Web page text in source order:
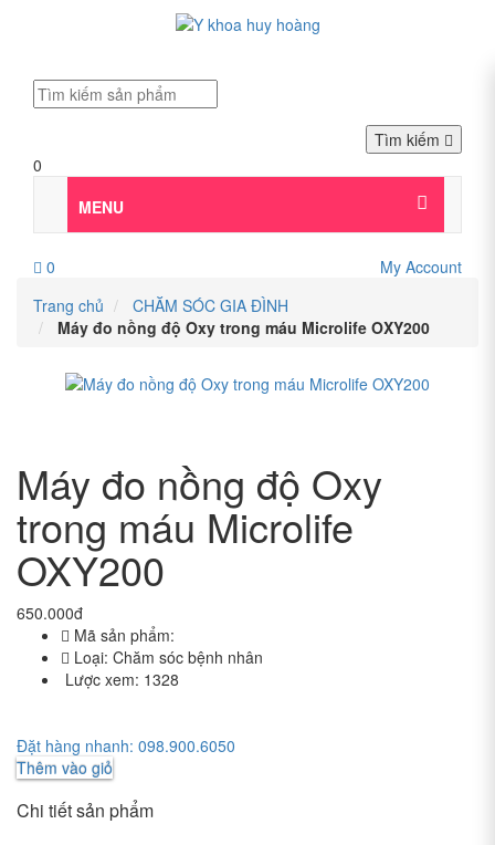
Tìm kiếm
0
MENU
My Account
0
Trang chủ
CHĂM SÓC GIA ĐÌNH
Máy đo nồng độ Oxy trong máu Microlife OXY200
Máy đo nồng độ Oxy
trong máu Microlife
OXY200
650.000đ
Mã sản phẩm:
Loại: Chăm sóc bệnh nhân
Lược xem: 1328
Đặt hàng nhanh: 098.900.6050
Thêm vào giỏ
Chi tiết sản phẩm